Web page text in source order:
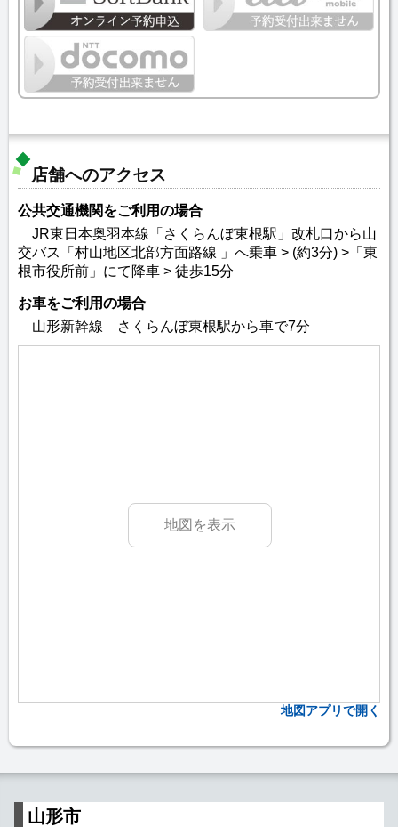
店舗へのアクセス
公共交通機関をご利用の場合
JR東日本奥羽本線「さくらんぼ東根駅」改札口から山
交バス「村山地区北部方面路線 」へ乗車 > (約3分) >「東
根市役所前」にて降車 > 徒歩15分
お車をご利用の場合
山形新幹線 さくらんぼ東根駅から車で7分
地図を表示
地図アプリで開く
山形市